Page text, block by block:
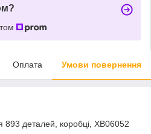
Оплата Умови повернення
893 деталей, коробці, XB06052